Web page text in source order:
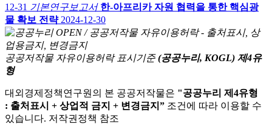
12-31 기본연구보고서 한-아프리카 자원 협력을 통한 핵심광
물 확보 전략 2024-12-30
공공저작물 자유이용허락 표시기준 (공공누리, KOGL) 제4유
형
대외경제정책연구원의 본 공공저작물은 "공공누리 제4유형
: 출처표시 + 상업적 금지 + 변경금지” 조건에 따라 이용할 수
있습니다. 저작권정책 참조